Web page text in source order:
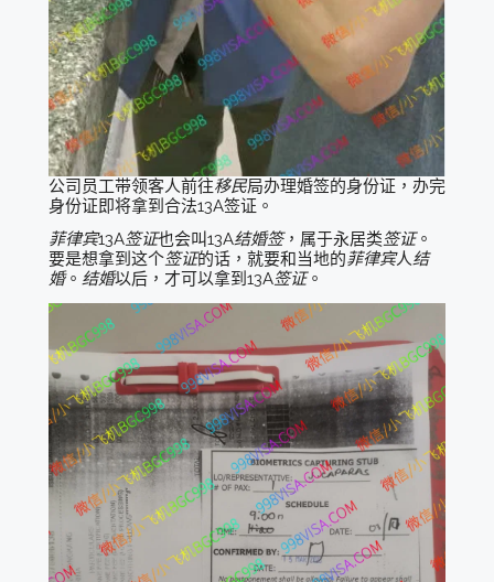
公司员工带领客人前往移民局办理婚签的身份证，办完
身份证即将拿到合法13A签证。
菲律宾13A签证也会叫13A结婚签，属于永居类签证。
要是想拿到这个签证的话，就要和当地的菲律宾人结
婚。 结婚以后，才可以拿到13A签证。